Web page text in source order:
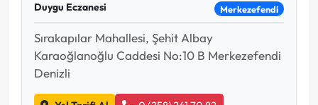
Duygu Eczanesi Merkezefendi
Sırakapılar Mahallesi, Şehit Albay
Karaoğlanoğlu Caddesi No:10 B Merkezefendi
Denizli